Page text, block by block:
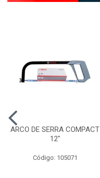
ARCO DE SERRA COMPACT
12"
Código: 105071